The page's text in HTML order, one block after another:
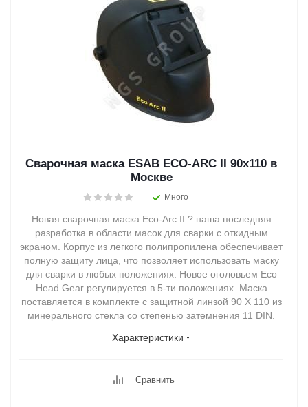
Сварочная маска ESAB ECO-ARC II 90x110 в
Москве
Много
Новая сварочная маска Eco-Arc II ? наша последняя
разработка в области масок для сварки с откидным
экраном. Корпус из легкого полипропилена обеспечивает
полную защиту лица, что позволяет использовать маску
для сварки в любых положениях. Новое оголовьем Eco
Head Gear регулируется в 5-ти положениях. Маска
поставляется в комплекте с защитной линзой 90 X 110 из
минерального стекла со степенью затемнения 11 DIN.
Характеристики
Сравнить